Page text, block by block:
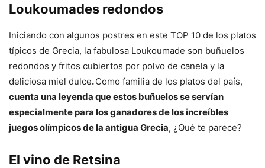
Loukoumades redondos
Iniciando con algunos postres en este TOP 10 de los platos
típicos de Grecia, la fabulosa Loukoumade son buñuelos
redondos y fritos cubiertos por polvo de canela y la
deliciosa miel dulce.Como familia de los platos del país,
cuenta una leyenda que estos buñuelos se servían
especialmente para los ganadores de los increíbles
juegos olímpicos de la antigua Grecia, ¿Qué te parece?
El vino de Retsina